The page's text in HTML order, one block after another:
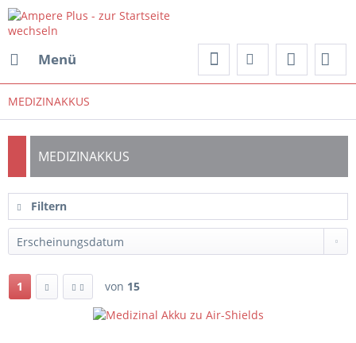
Menü
MEDIZINAKKUS
MEDIZINAKKUS
Filtern
1 von 15